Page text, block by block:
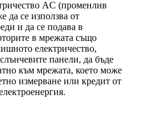
AC (променлив
да се използва от
и да се подава в
в мрежата също
електричество,
панели, да бъде
към мрежата, което може
измерване или кредит от